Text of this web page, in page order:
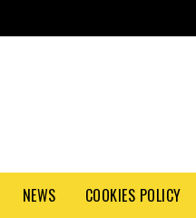
NEWS COOKIES POLICY